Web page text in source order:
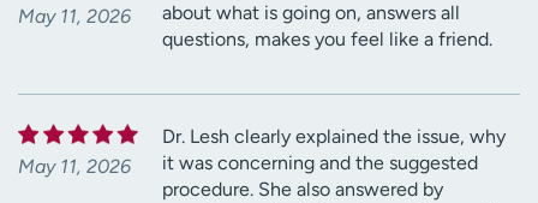
May 11, 2026
about what is going on, answers all
questions, makes you feel like a friend.
May 11, 2026
Dr. Lesh clearly explained the issue, why
it was concerning and the suggested
procedure. She also answered by